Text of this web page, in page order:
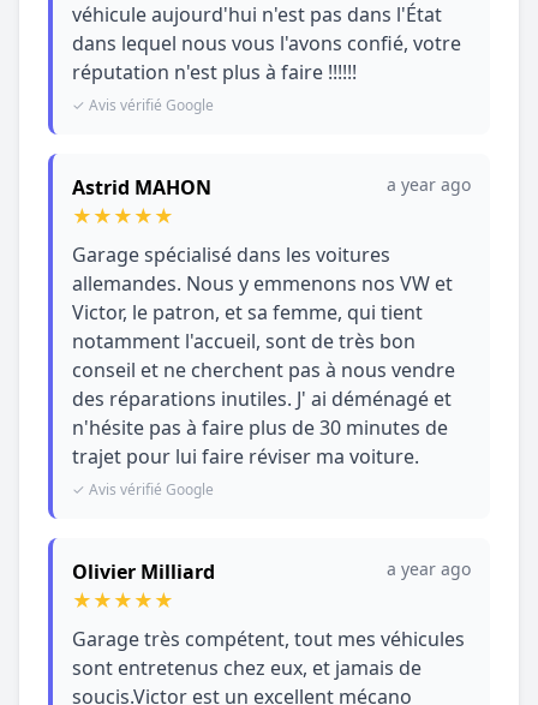
véhicule aujourd'hui n'est pas dans l'État
dans lequel nous vous l'avons confié, votre
réputation n'est plus à faire !!!!!!
✓ Avis vérifié Google
Astrid MAHON
★★★★★
a year ago
Garage spécialisé dans les voitures
allemandes. Nous y emmenons nos VW et
Victor, le patron, et sa femme, qui tient
notamment l'accueil, sont de très bon
conseil et ne cherchent pas à nous vendre
des réparations inutiles. J' ai déménagé et
n'hésite pas à faire plus de 30 minutes de
trajet pour lui faire réviser ma voiture.
✓ Avis vérifié Google
Olivier Milliard
★★★★★
a year ago
Garage très compétent, tout mes véhicules
sont entretenus chez eux, et jamais de
soucis.Victor est un excellent mécano